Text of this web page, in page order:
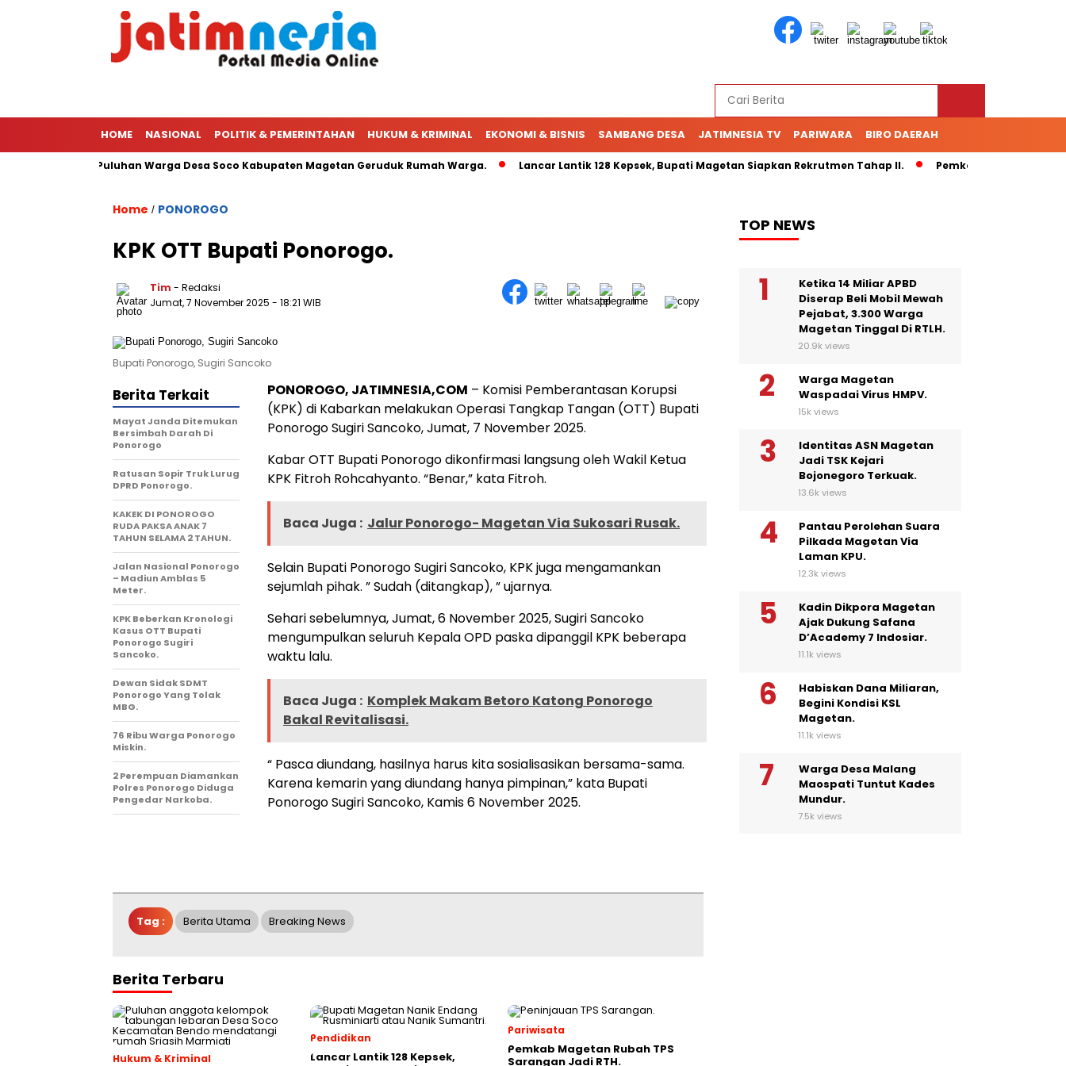
HOME NASIONAL POLITIK & PEMERINTAHAN HUKUM & KRIMINAL EKONOMI & BISNIS SAMBANG DESA JATIMNESIA TV PARIWARA BIRO DAERAH
70 Juta, Puluhan Warga Desa Soco Kabupaten Magetan Geruduk Rumah Warga. Lancar Lantik 128 Kepsek, Bupati Magetan Siapkan Rekrutmen Tahap II. Pemkab Magetan Rubah
Home / PONOROGO
KPK OTT Bupati Ponorogo.
Tim - Redaksi
Jumat, 7 November 2025 - 18:21 WIB
Bupati Ponorogo, Sugiri Sancoko
PONOROGO, JATIMNESIA,COM – Komisi Pemberantasan Korupsi
(KPK) di Kabarkan melakukan Operasi Tangkap Tangan (OTT) Bupati
Ponorogo Sugiri Sancoko, Jumat, 7 November 2025.
Kabar OTT Bupati Ponorogo dikonfirmasi langsung oleh Wakil Ketua
KPK Fitroh Rohcahyanto. “Benar,” kata Fitroh.
Baca Juga : Jalur Ponorogo- Magetan Via Sukosari Rusak.
Selain Bupati Ponorogo Sugiri Sancoko, KPK juga mengamankan
sejumlah pihak. ” Sudah (ditangkap), ” ujarnya.
Sehari sebelumnya, Jumat, 6 November 2025, Sugiri Sancoko
mengumpulkan seluruh Kepala OPD paska dipanggil KPK beberapa
waktu lalu.
Baca Juga : Komplek Makam Betoro Katong Ponorogo
Bakal Revitalisasi.
“ Pasca diundang, hasilnya harus kita sosialisasikan bersama-sama.
Karena kemarin yang diundang hanya pimpinan,” kata Bupati
Ponorogo Sugiri Sancoko, Kamis 6 November 2025.
Berita Terkait
Mayat Janda Ditemukan
Bersimbah Darah Di
Ponorogo
Ratusan Sopir Truk Lurug
DPRD Ponorogo.
KAKEK DI PONOROGO
RUDA PAKSA ANAK 7
TAHUN SELAMA 2 TAHUN.
Jalan Nasional Ponorogo
– Madiun Amblas 5
Meter.
KPK Beberkan Kronologi
Kasus OTT Bupati
Ponorogo Sugiri
Sancoko.
Dewan Sidak SDMT
Ponorogo Yang Tolak
MBG.
76 Ribu Warga Ponorogo
Miskin.
2 Perempuan Diamankan
Polres Ponorogo Diduga
Pengedar Narkoba.
Tag : Berita Utama Breaking News
Berita Terbaru
Hukum & Kriminal
Pendidikan
Lancar Lantik 128 Kepsek,
Pariwisata
Pemkab Magetan Rubah TPS
Sarangan Jadi RTH.
TOP NEWS
Ketika 14 Miliar APBD
Diserap Beli Mobil Mewah
Pejabat, 3.300 Warga
Magetan Tinggal Di RTLH.
20.9k views
Warga Magetan
Waspadai Virus HMPV.
15k views
Identitas ASN Magetan
Jadi TSK Kejari
Bojonegoro Terkuak.
13.6k views
Pantau Perolehan Suara
Pilkada Magetan Via
Laman KPU.
12.3k views
Kadin Dikpora Magetan
Ajak Dukung Safana
D’Academy 7 Indosiar.
11.1k views
Habiskan Dana Miliaran,
Begini Kondisi KSL
Magetan.
11.1k views
Warga Desa Malang
Maospati Tuntut Kades
Mundur.
7.5k views